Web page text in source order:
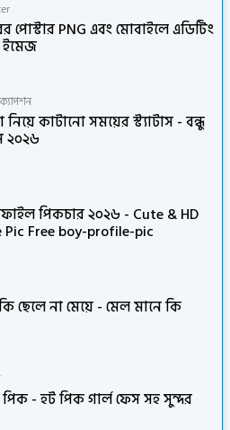
পোস্টার PNG এবং মোবাইলে এডিটিং
ইমেজ
ক্যাপশন
নিয়ে কাটানো সময়ের স্ট্যাটাস - বন্ধু
২০২৬
পিকচার ২০২৬ - Cute & HD
Pic Free boy-profile-pic
ছেলে না মেয়ে - মেল মানে কি
পিক - হট পিক গার্ল ফেস সহ সুন্দর